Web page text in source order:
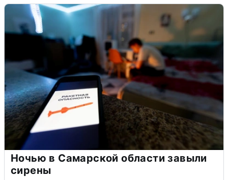
Ночью в Самарской области завыли
сирены